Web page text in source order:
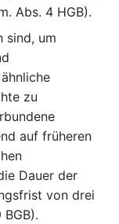
Abs. 4 HGB).
sind, um
zu
auf früheren
Dauer der
von drei